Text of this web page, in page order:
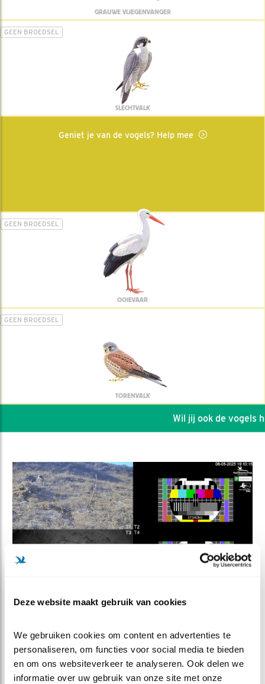
Deze website maakt gebruik van cookies
We gebruiken cookies om content en advertenties te
personaliseren, om functies voor social media te bieden
en om ons websiteverkeer te analyseren. Ook delen we
informatie over uw gebruik van onze site met onze
GRAUWE VLIEGENVANGER
GEEN BROEDSEL
SLECHTVALK
Geniet je van de vogels? Help mee
GEEN BROEDSEL
OOIEVAAR
GEEN BROEDSEL
TORENVALK
Wil jij ook de vogels
T3 is weer actief